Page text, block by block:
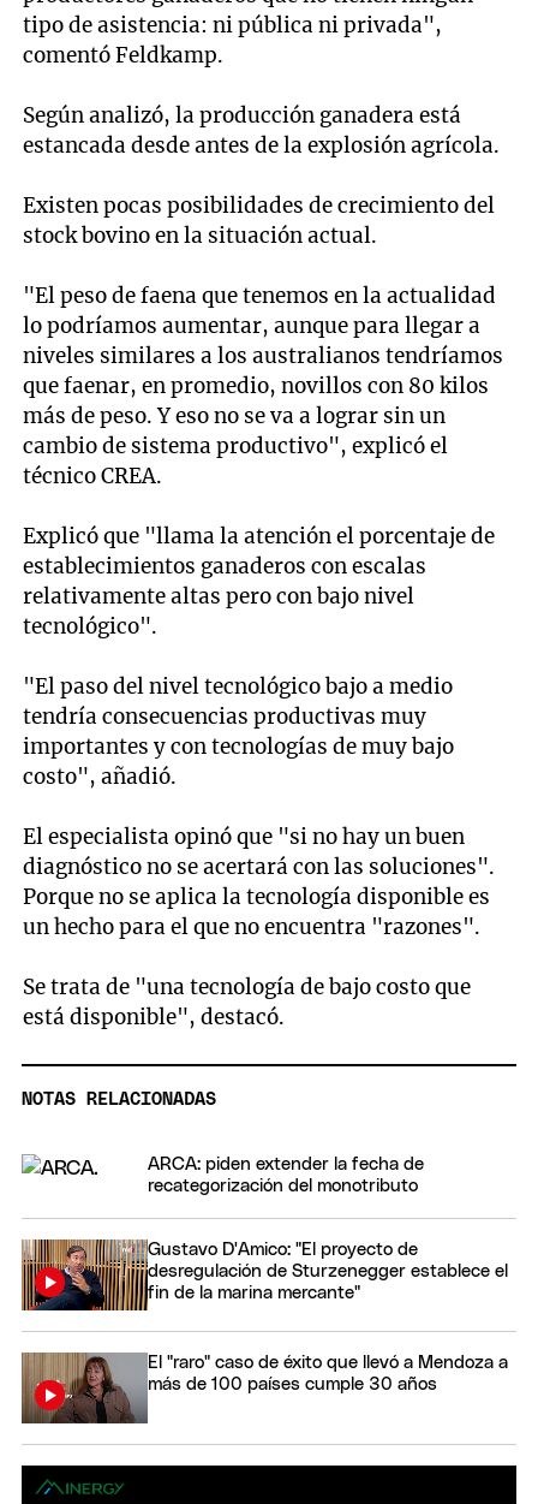
tipo de asistencia: ni pública ni privada",
comentó Feldkamp.
Según analizó, la producción ganadera está
estancada desde antes de la explosión agrícola.
Existen pocas posibilidades de crecimiento del
stock bovino en la situación actual.
"El peso de faena que tenemos en la actualidad
lo podríamos aumentar, aunque para llegar a
niveles similares a los australianos tendríamos
que faenar, en promedio, novillos con 80 kilos
más de peso. Y eso no se va a lograr sin un
cambio de sistema productivo", explicó el
técnico CREA.
Explicó que "llama la atención el porcentaje de
establecimientos ganaderos con escalas
relativamente altas pero con bajo nivel
tecnológico".
"El paso del nivel tecnológico bajo a medio
tendría consecuencias productivas muy
importantes y con tecnologías de muy bajo
costo", añadió.
El especialista opinó que "si no hay un buen
diagnóstico no se acertará con las soluciones".
Porque no se aplica la tecnología disponible es
un hecho para el que no encuentra "razones".
Se trata de "una tecnología de bajo costo que
está disponible", destacó.
NOTAS RELACIONADAS
ARCA: piden extender la fecha de
recategorización del monotributo
Gustavo D'Amico: "El proyecto de
desregulación de Sturzenegger establece el
fin de la marina mercante"
El "raro" caso de éxito que llevó a Mendoza a
más de 100 países cumple 30 años